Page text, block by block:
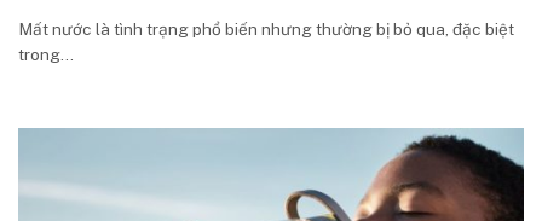
Mất nước là tình trạng phổ biến nhưng thường bị bỏ qua, đặc biệt
trong...